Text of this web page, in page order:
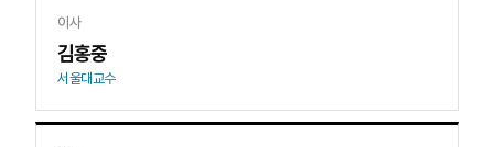
이사
김홍중
서울대교수